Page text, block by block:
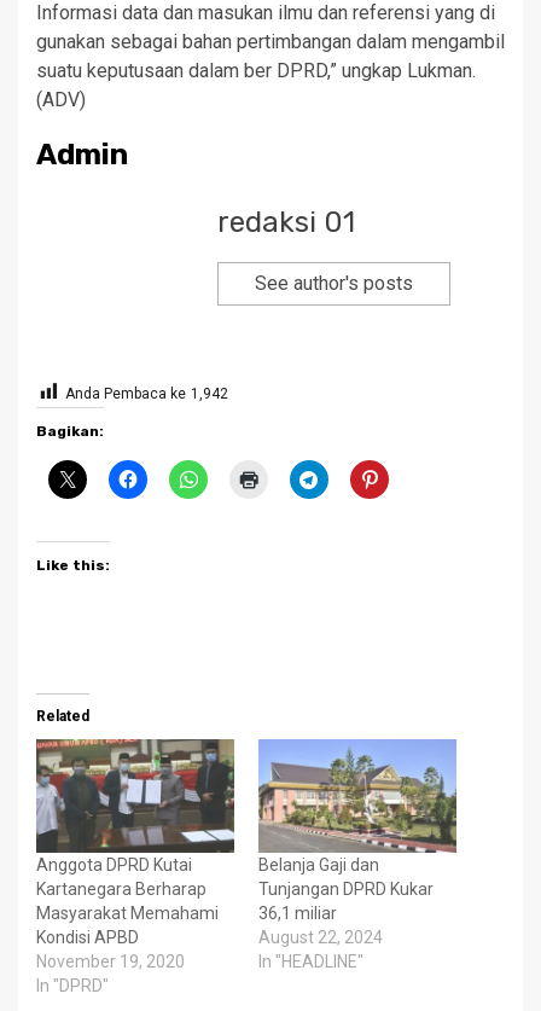
Informasi data dan masukan ilmu dan referensi yang di
gunakan sebagai bahan pertimbangan dalam mengambil
suatu keputusaan dalam ber DPRD,” ungkap Lukman.
(ADV)
Admin
redaksi 01
See author's posts
Anda Pembaca ke 1,942
Bagikan:
Like this:
Related
Anggota DPRD Kutai
Kartanegara Berharap
Masyarakat Memahami
Kondisi APBD
November 19, 2020
In "DPRD"
Belanja Gaji dan
Tunjangan DPRD Kukar
36,1 miliar
August 22, 2024
In "HEADLINE"